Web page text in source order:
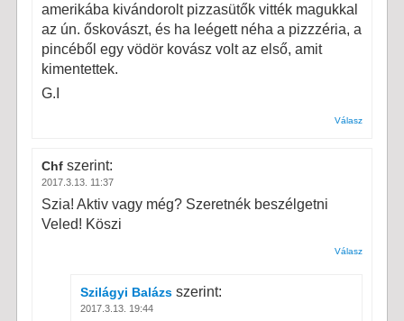
amerikába kivándorolt pizzasütők vitték magukkal
az ún. őskovászt, és ha leégett néha a pizzzéria, a
pincéből egy vödör kovász volt az első, amit
kimentettek.
G.I
Válasz
Chf szerint:
2017.3.13. 11:37
Szia! Aktiv vagy még? Szeretnék beszélgetni
Veled! Köszi
Válasz
Szilágyi Balázs szerint:
2017.3.13. 19:44